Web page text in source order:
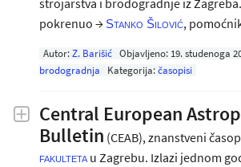
strojarstva i brodogradnje iz
pokrenuo → Stanko Šilović,
Autor: Z. Barišić Objavljeno: 19. studenoga
brodogradnja
Kategorija:časopisi
Central European
Bulletin (CEAB), znanstveni
fakultetau Zagrebu. Izlazi jednom